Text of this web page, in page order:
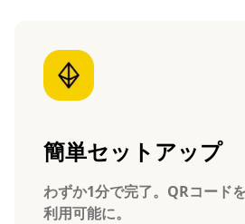
簡単セットアップ
わずか1分で完了。QRコード
利用可能に。